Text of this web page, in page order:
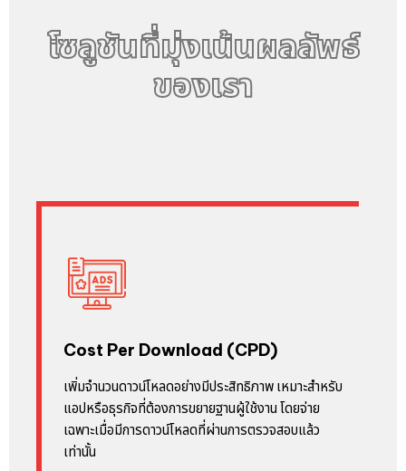
โซลูชันที่มุ่งเน้นผลลัพธ์
ของเรา
Cost Per Download (CPD)
เพิ่มจำนวนดาวน์โหลดอย่างมีประสิทธิภาพ เหมาะสำหรับ
แอปหรือธุรกิจที่ต้องการขยายฐานผู้ใช้งาน โดยจ่าย
เฉพาะเมื่อมีการดาวน์โหลดที่ผ่านการตรวจสอบแล้ว
เท่านั้น